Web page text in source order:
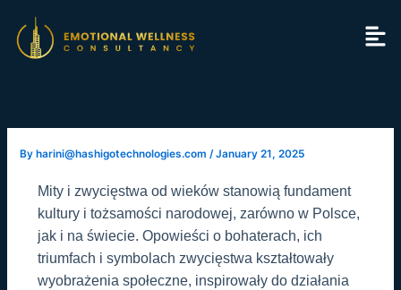
content
By harini@hashigotechnologies.com/January 21, 2025
Mity i zwycięstwa od wieków stanowią fundament
kultury i tożsamości narodowej, zarówno w Polsce,
jak i na świecie. Opowieści o bohaterach, ich
triumfach i symbolach zwycięstwa kształtowały
wyobrażenia społeczne, inspirowały do działania